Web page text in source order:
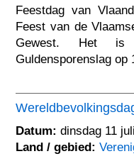
Feestdag van
Feest van de
Gewest. Het
Guldensporenslag op
Datum: dinsdag 11
Land / gebied: